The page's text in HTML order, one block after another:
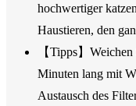
hochwertiger
Haustieren, den
【Tipps】
Minuten lang mit
Austausch des